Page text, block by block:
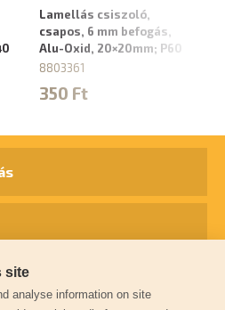
Lamellás csiszoló,
csapos, 6 mm befogás,
Alu-Oxid, 20×20mm; P60
8803361
350 Ft
site
analyse information on site